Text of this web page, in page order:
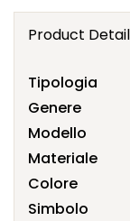
Product
Tipologia
Genere
Modello
Materiale
Colore
Simbolo